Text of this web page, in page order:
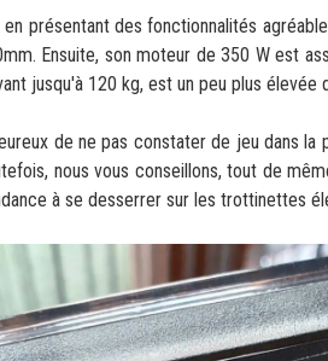
présentant des fonctionnalités
Ensuite, son moteur de 350 W est
jusqu'à 120 kg, est un peu plus élevée
de ne pas constater de jeu dans
nous vous conseillons, tout de
à se desserrer sur les trottinettes